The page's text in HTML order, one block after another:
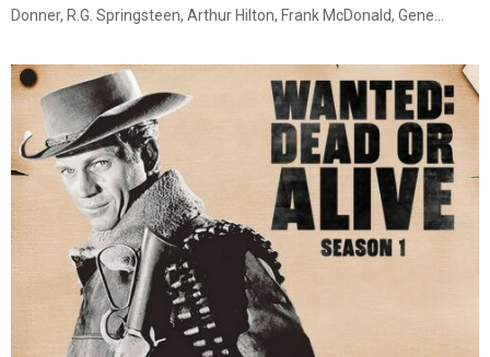
Donner, R.G. Springsteen, Arthur Hilton, Frank McDonald, Gene...